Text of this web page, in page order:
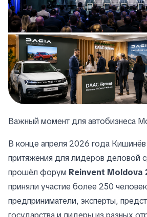
Важный момент для автобизнеса
В конце апреля 2026 года Кишинёв
притяжения для лидеров деловой
прошёл форум Reinvent Moldova
приняли участие более 250
предприниматели, эксперты,